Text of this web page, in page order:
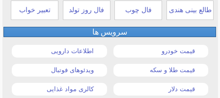
طالع بینی هندی فال چوب فال روز تولد تعبیر خواب
سرویس ها
قیمت خودرو اطلاعات دارویی
قیمت طلا و سکه ویدئوهای فوتبال
قیمت دلار کالری مواد غذایی